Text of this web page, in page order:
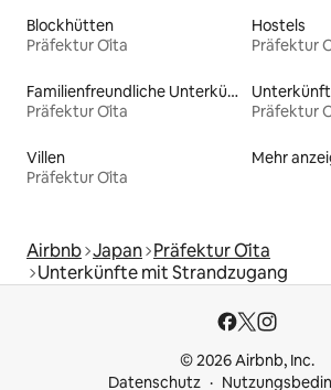
Blockhütten
Präfektur Ōita
Hostels
Präfektur
Familienfreundliche Unterkünfte
Präfektur Ōita
Präfektur
Villen
Präfektur Ōita
Mehr
Airbnb Japan Präfektur Ōita
Unterkünfte mit Strandzugang
© 2026 Airbnb, Inc.
Datenschutz